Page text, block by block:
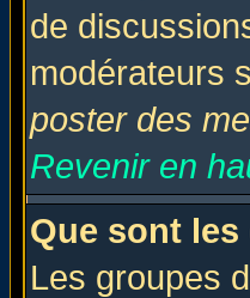
de
modérateurs
poster des
Revenir en
Que sont
Les groupes